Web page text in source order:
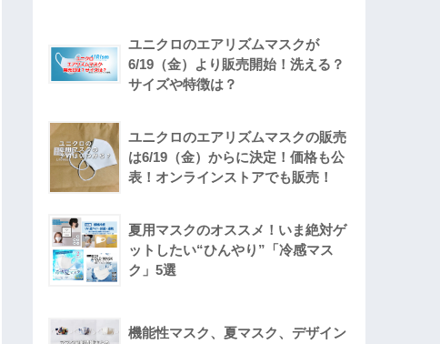
ユニクロのエアリズムマスクが
6/19（金）より販売開始！洗える？
サイズや特徴は？
ユニクロのエアリズムマスクの販売
は6/19（金）からに決定！価格も公
表！オンラインストアでも販売！
夏用マスクのオススメ！いま絶対ゲ
ットしたい“ひんやり”「冷感マス
ク」5選
機能性マスク、夏マスク、デザイン